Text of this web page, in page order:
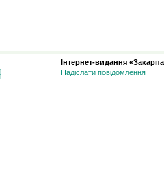
Інтернет-видання
Надіслати повідомлення